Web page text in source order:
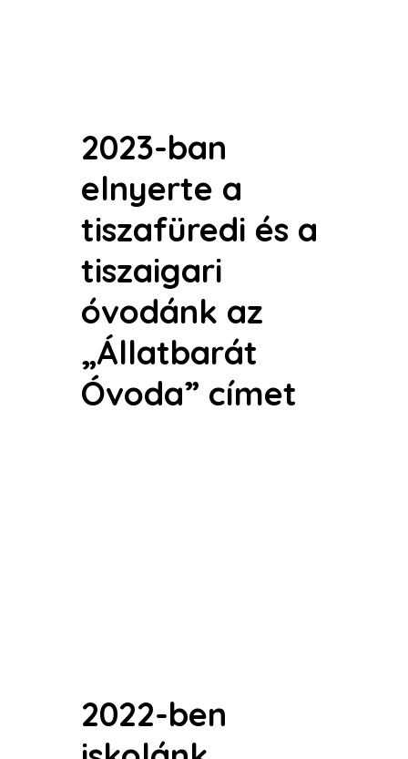
2023-ban
elnyerte a
tiszafüredi és a
tiszaigari
óvodánk az
„Állatbarát
Óvoda” címet
2022-ben